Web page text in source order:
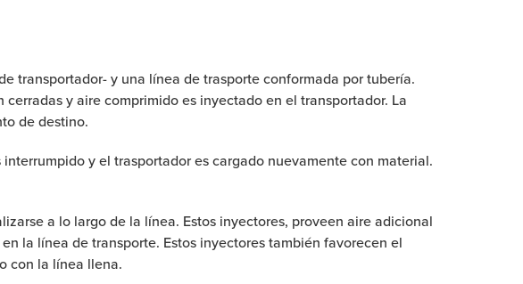
transportador- y una línea de trasporte conformada por tubería.
y aire comprimido es inyectado en el transportador. La
de destino.
y el trasportador es cargado nuevamente con material.
a lo largo de la línea. Estos inyectores, proveen aire adicional
la línea de transporte. Estos inyectores también favorecen el
con la línea llena.